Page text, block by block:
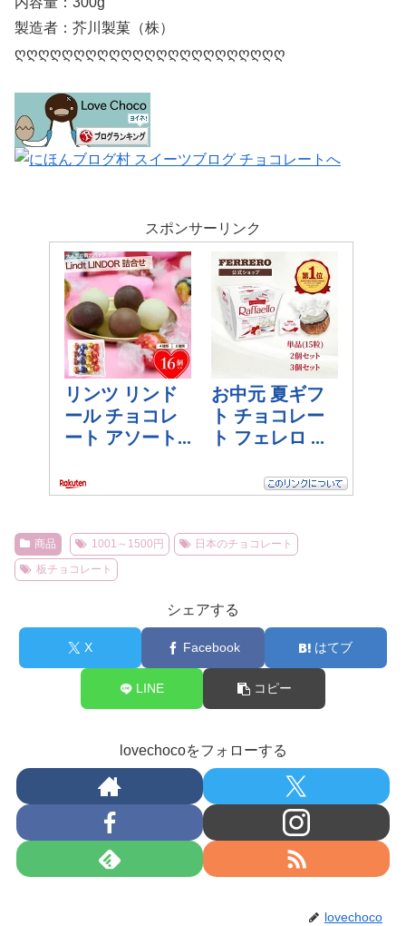
製造者：芥川製菓（株）
ღღღღღღღღღღღღღღღღღღღღღღღ
スポンサーリンク
商品 1001～1500円
日本のチョコレート
板チョコレート
シェアする
X Facebook はてブ
LINE コピー
lovechocoをフォローする
lovechoco